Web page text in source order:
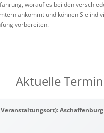
worauf es bei den
ankommt und können Sie
vorbereiten.
Aktuelle
Aschaffenburg